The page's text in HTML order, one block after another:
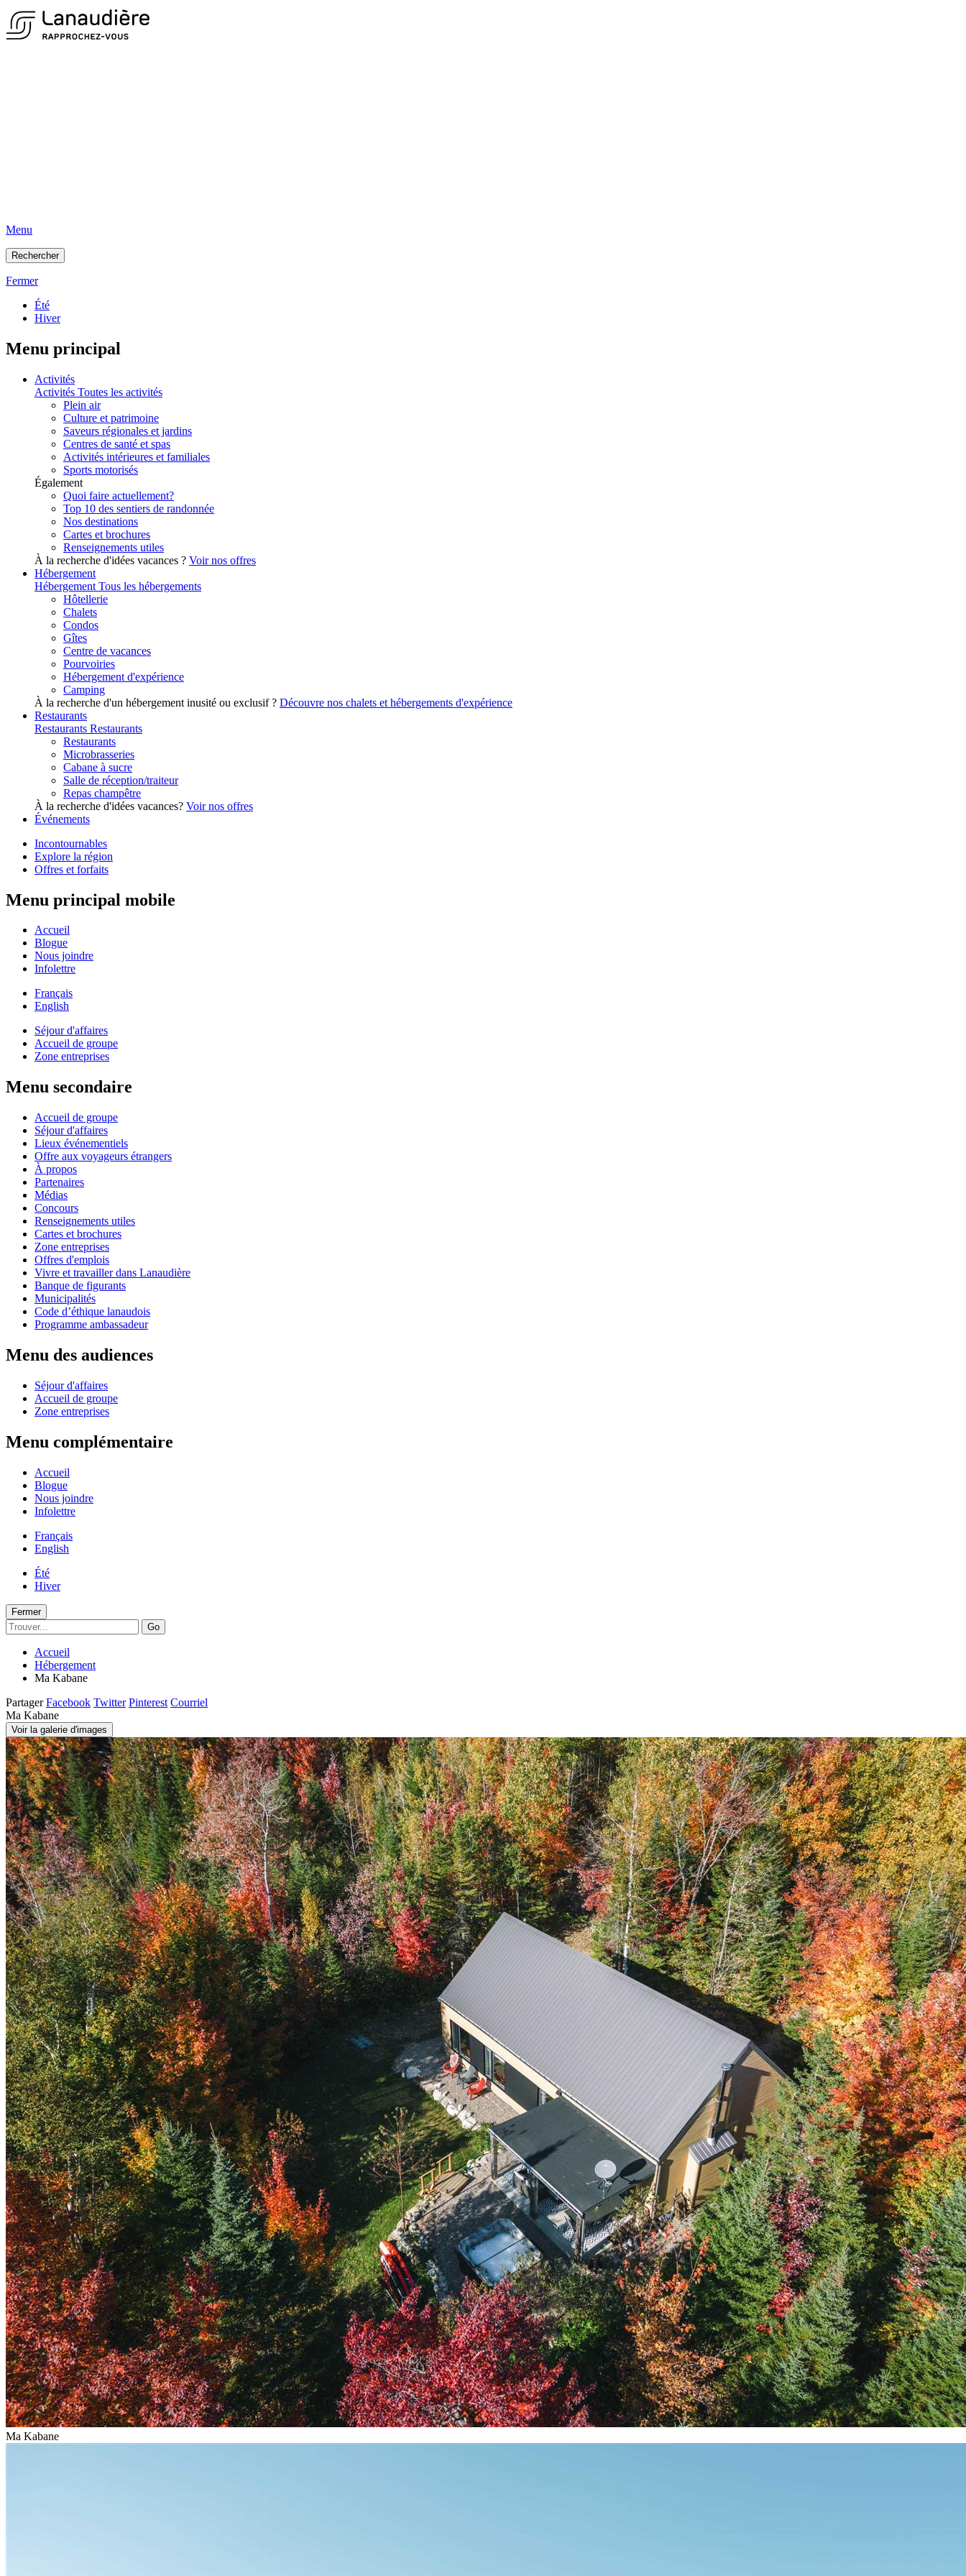
Menu
Rechercher
Fermer
Été
Hiver
Menu principal
Activités
Activités Toutes les activités
Plein air
Culture et patrimoine
Saveurs régionales et jardins
Centres de santé et spas
Activités intérieures et familiales
Sports motorisés
Également
Quoi faire actuellement?
Top 10 des sentiers de randonnée
Nos destinations
Cartes et brochures
Renseignements utiles
À la recherche d'idées vacances ? Voir nos offres
Hébergement
Hébergement Tous les hébergements
Hôtellerie
Chalets
Condos
Gîtes
Centre de vacances
Pourvoiries
Hébergement d'expérience
Camping
À la recherche d'un hébergement inusité ou exclusif ? Découvre nos chalets et hébergements d'expérience
Restaurants
Restaurants Restaurants
Restaurants
Microbrasseries
Cabane à sucre
Salle de réception/traiteur
Repas champêtre
À la recherche d'idées vacances? Voir nos offres
Événements
Incontournables
Explore la région
Offres et forfaits
Menu principal mobile
Accueil
Blogue
Nous joindre
Infolettre
Français
English
Séjour d'affaires
Accueil de groupe
Zone entreprises
Menu secondaire
Accueil de groupe
Séjour d'affaires
Lieux événementiels
Offre aux voyageurs étrangers
À propos
Partenaires
Médias
Concours
Renseignements utiles
Cartes et brochures
Zone entreprises
Offres d'emplois
Vivre et travailler dans Lanaudière
Banque de figurants
Municipalités
Code d’éthique lanaudois
Programme ambassadeur
Menu des audiences
Séjour d'affaires
Accueil de groupe
Zone entreprises
Menu complémentaire
Accueil
Blogue
Nous joindre
Infolettre
Français
English
Été
Hiver
Fermer
Go
Accueil
Hébergement
Ma Kabane
Partager Facebook Twitter Pinterest Courriel
Ma Kabane
Voir la galerie d'images
Ma Kabane